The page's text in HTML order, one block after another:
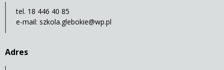
tel. 18 446 40 85
e-mail: szkola.glebokie@wp.pl
Adres